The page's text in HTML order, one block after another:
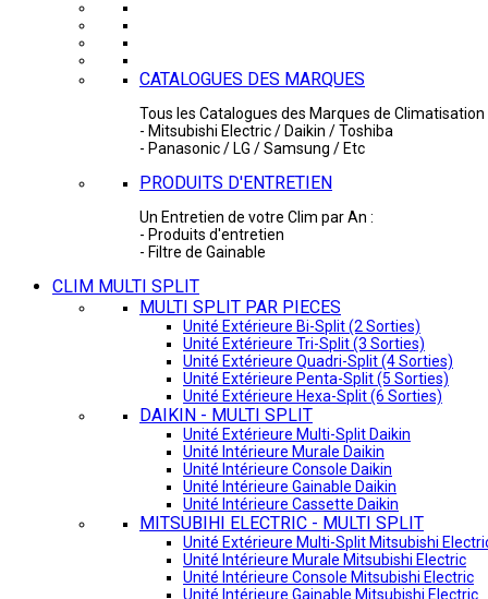
CATALOGUES DES MARQUES
Tous les Catalogues des Marques de Climatisation
- Mitsubishi Electric / Daikin / Toshiba
- Panasonic / LG / Samsung / Etc
PRODUITS D'ENTRETIEN
Un Entretien de votre Clim par An :
- Produits d'entretien
- Filtre de Gainable
CLIM MULTI SPLIT
MULTI SPLIT PAR PIECES
Unité Extérieure Bi-Split (2 Sorties)
Unité Extérieure Tri-Split (3 Sorties)
Unité Extérieure Quadri-Split (4 Sorties)
Unité Extérieure Penta-Split (5 Sorties)
Unité Extérieure Hexa-Split (6 Sorties)
DAIKIN - MULTI SPLIT
Unité Extérieure Multi-Split Daikin
Unité Intérieure Murale Daikin
Unité Intérieure Console Daikin
Unité Intérieure Gainable Daikin
Unité Intérieure Cassette Daikin
MITSUBIHI ELECTRIC - MULTI SPLIT
Unité Extérieure Multi-Split Mitsubishi
Unité Intérieure Murale Mitsubishi Electric
Unité Intérieure Console Mitsubishi Electric
Unité Intérieure Gainable Mitsubishi Electric